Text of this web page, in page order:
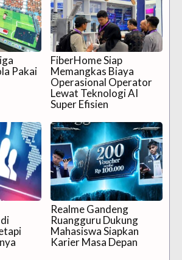
Pakai
FiberHome Siap
Memangkas Biaya
Operasional Operator
Lewat Teknologi AI
Super Efisien
Realme Gandeng
Ruangguru Dukung
Mahasiswa Siapkan
Karier Masa Depan